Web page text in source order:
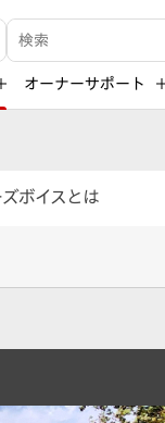
検索キーワード入力
オーナーサポート
ボイスとは